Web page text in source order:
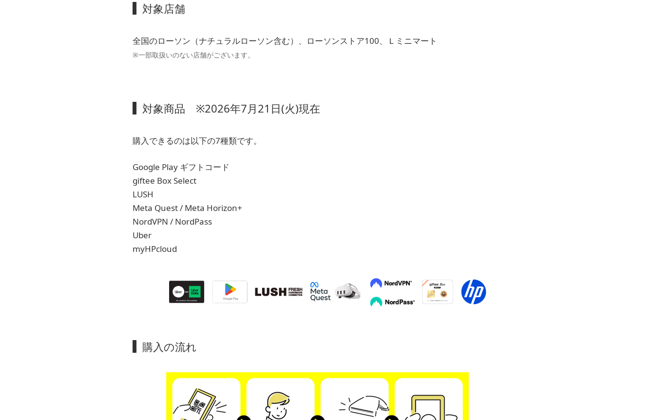
対象店舗
全国のローソン（ナチュラルローソン含む）、ローソンストア100、Ｌミニマート
※一部取扱いのない店舗がございます。
対象商品 ※2026年7月21日(火)現在
購入できるのは以下の7種類です。
Google Play ギフトコード
giftee Box Select
LUSH
Meta Quest / Meta Horizon+
NordVPN / NordPass
Uber
myHPcloud
購入の流れ